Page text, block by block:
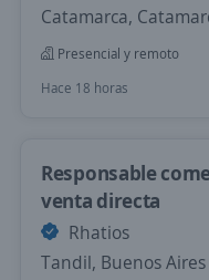
Catamarca,
Presencial y remoto
Hace 18 horas
Responsable
venta directa
Rhatios
Tandil, Buenos Aires